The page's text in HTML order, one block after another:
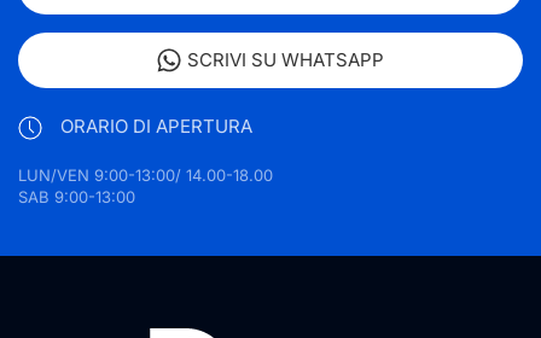
SCRIVI SU WHATSAPP
ORARIO DI APERTURA
LUN/VEN 9:00-13:00/ 14.00-18.00
SAB 9:00-13:00